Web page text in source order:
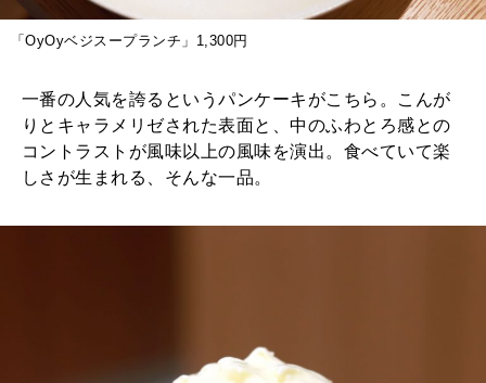
「OyOyベジスープランチ」1,300円
一番の人気を誇るというパンケーキがこちら。こんが
りとキャラメリゼされた表面と、中のふわとろ感との
コントラストが風味以上の風味を演出。食べていて楽
しさが生まれる、そんな一品。